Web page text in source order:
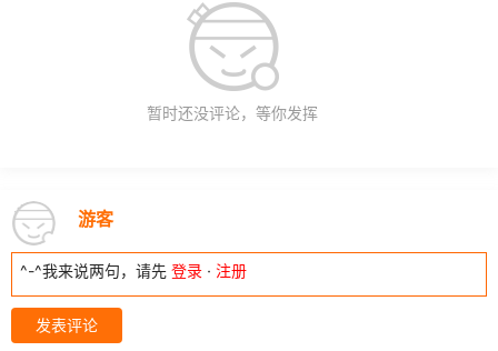
暂时还没评论，等你发挥
游客
^-^我来说两句，请先 登录 · 注册
发表评论